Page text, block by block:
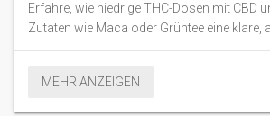
Erfahre, wie niedrige THC-Dosen mit CBD
Zutaten wie Maca oder Grüntee eine klare,
geben - ohne Koffein oder Crash.
MEHR ANZEIGEN